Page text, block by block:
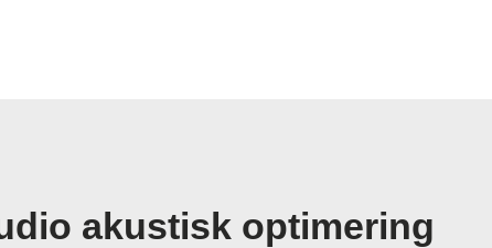
akustisk optimering